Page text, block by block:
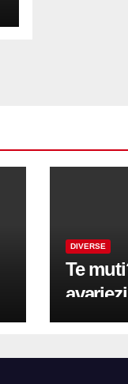
DIVERSE
Te
zgarii